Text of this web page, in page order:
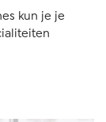
kun je je